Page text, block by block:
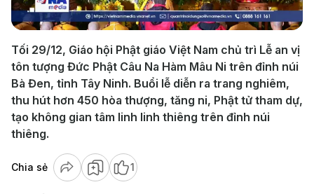
Video
Tối 29/12, Giáo hội Phật giáo Việt Nam chủ trì Lễ an vị
tôn tượng Đức Phật Câu Na Hàm Mâu Ni trên đỉnh núi
Bà Đen, tỉnh Tây Ninh. Buổi lễ diễn ra trang nghiêm,
thu hút hơn 450 hòa thượng, tăng ni, Phật tử tham dự,
tạo không gian tâm linh linh thiêng trên đỉnh núi
thiêng.
Chia sẻ 1